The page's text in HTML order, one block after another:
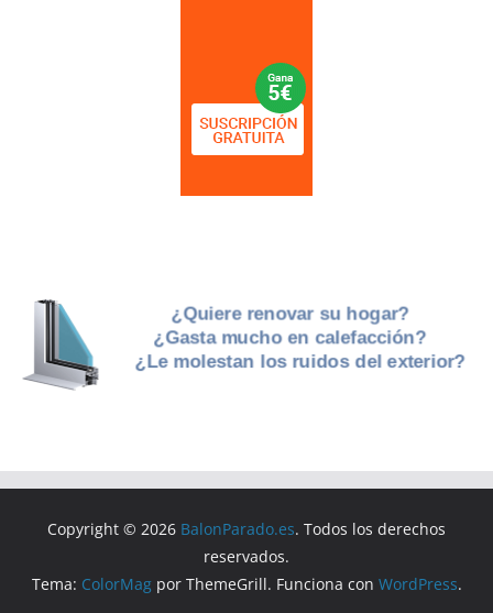
Copyright © 2026 BalonParado.es. Todos los derechos
reservados.
Tema: ColorMagpor ThemeGrill. Funciona con WordPress.